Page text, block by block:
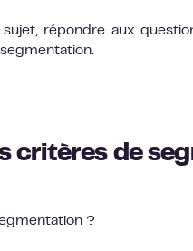
répondre aux
critères de
?